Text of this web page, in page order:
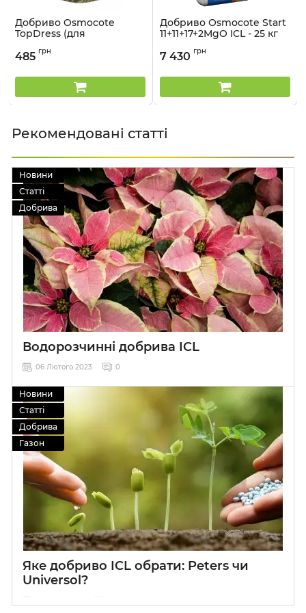
Добриво Osmocote
TopDress (для
- 1 кг
485 грн
Добриво Osmocote Start
11+11+17+2MgO ICL - 25 кг
7 430 грн
Рекомендовані статті
Новини
Статті
Добрива
Водорозчинні добрива ICL
06 Лютого 2023 0
Новини
Статті
Добрива
Газон
Яке добриво ICL обрати: Peters чи
Universol?